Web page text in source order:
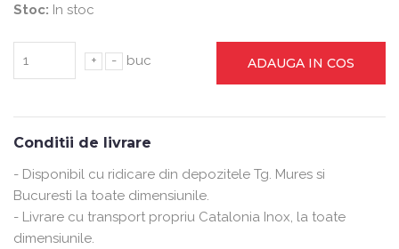
Stoc: In stoc
+ - buc ADAUGA IN COS
Conditii de livrare
- Disponibil cu ridicare din depozitele Tg. Mures si
Bucuresti la toate dimensiunile.
- Livrare cu transport propriu Catalonia Inox, la toate
dimensiunile.